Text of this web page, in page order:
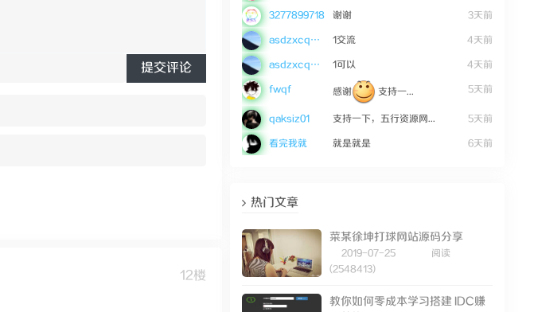
提交评论
12楼
3天前
3277899718 谢谢
4天前
asdzxcqwe123 1交流
4天前
asdzxcqwe123 1可以
5天前
fwqf 感谢 支持一...
5天前
qaksiz01 支持一下，五行资源网...
6天前
看完我就 就是就是
热门文章
菜某徐坤打球网站源码分享
2019-07-25
阅读
(2548413)
教你如何零成本学习搭建 IDC赚